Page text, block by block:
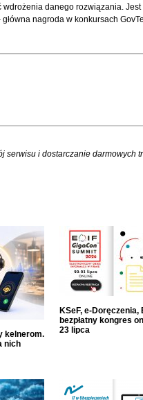
danego rozwiązania.
nagroda w konkursach
serwisu i dostarczanie darmowych
kelnerom.
nich
KSeF, e-Doręczenia,
bezpłatny kongres
23 lipca